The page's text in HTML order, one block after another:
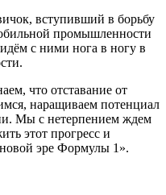
вступивший в борьбу
промышленности
с ними нога в ногу в
что отставание от
наращиваем потенциал
Мы с нетерпением ждем
этот прогресс и
эре Формулы 1».